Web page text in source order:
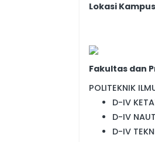
Lokasi Kampus
Fakultas dan
POLITEKNIK
D-IV
D-IV
D-IV